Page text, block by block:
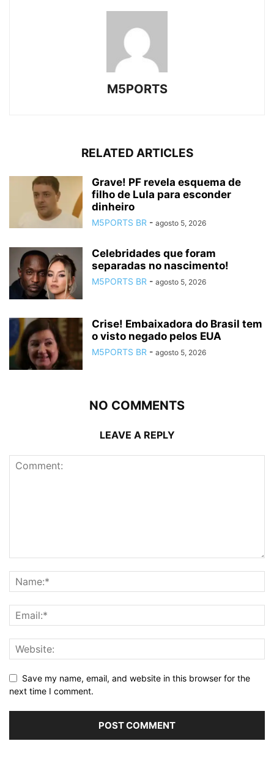
M5PORTS
RELATED ARTICLES
Grave! PF revela esquema de
filho de Lula para esconder
dinheiro
M5PORTS BR - agosto 5, 2026
Celebridades que foram
separadas no nascimento!
M5PORTS BR - agosto 5, 2026
Crise! Embaixadora do Brasil tem
o visto negado pelos EUA
M5PORTS BR - agosto 5, 2026
NO COMMENTS
LEAVE A REPLY
Save my name, email, and website in this browser for the
next time I comment.